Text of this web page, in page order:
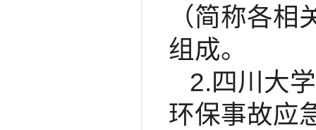
（简称各
组成。
2.四川大
环保事故应